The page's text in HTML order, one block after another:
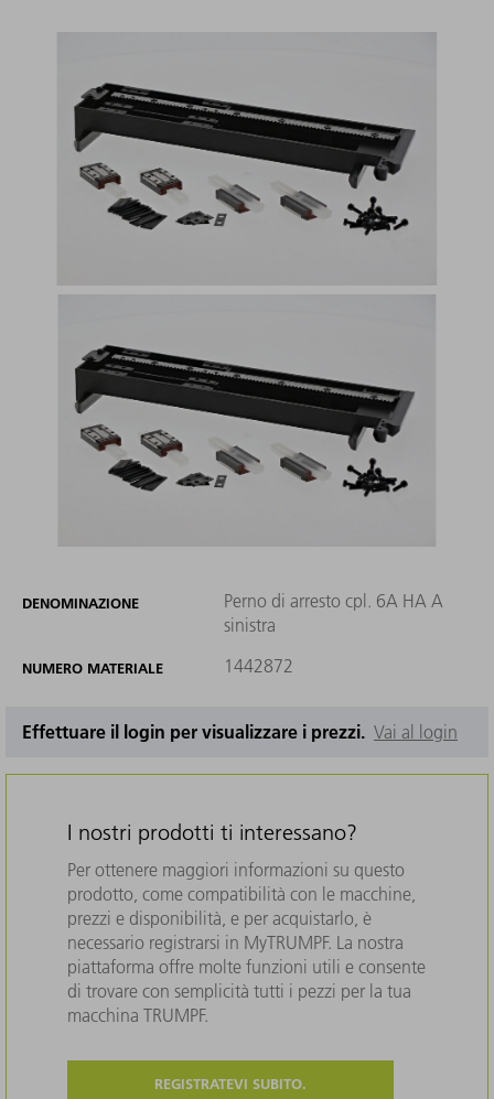
DENOMINAZIONE
Perno di arresto cpl. 6A HA A
sinistra
NUMERO MATERIALE 1442872
Effettuare il login per visualizzare i prezzi. Vai al login
I nostri prodotti ti interessano?
Per ottenere maggiori informazioni su questo
prodotto, come compatibilità con le macchine,
prezzi e disponibilità, e per acquistarlo, è
necessario registrarsi in MyTRUMPF. La nostra
piattaforma offre molte funzioni utili e consente
di trovare con semplicità tutti i pezzi per la tua
macchina TRUMPF.
REGISTRATEVI SUBITO.